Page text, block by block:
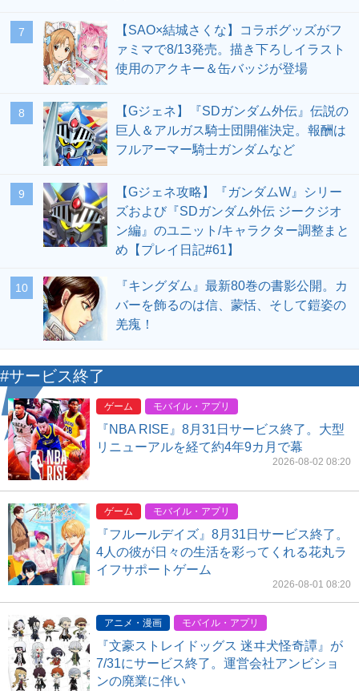
7
【SAO×結城さくな】コラボグッズがフ
ァミマで8/13発売。描き下ろしイラスト
使用のアクキー＆缶バッジが登場
8
【Gジェネ】『SDガンダム外伝』伝説の
巨人＆アルガス騎士団開催決定。報酬は
フルアーマー騎士ガンダムなど
9
【Gジェネ攻略】『ガンダムW』シリー
ズおよび『SDガンダム外伝 ジークジオ
ン編』のユニット/キャラクター調整まと
め【プレイ日記#61】
10
『キングダム』最新80巻の書影公開。カ
バーを飾るのは信、蒙恬、そして鎧姿の
羌瘣！
#サービス終了
ゲーム モバイル・アプリ
『NBA RISE』8月31日サービス終了。大型
リニューアルを経て約4年9カ月で幕
2026-08-02 08:20
ゲーム モバイル・アプリ
『フルールデイズ』8月31日サービス終了。
4人の彼が日々の生活を彩ってくれる花丸ラ
イフサポートゲーム
2026-08-01 08:20
アニメ・漫画 モバイル・アプリ
『文豪ストレイドッグス 迷ヰ犬怪奇譚』が
7/31にサービス終了。運営会社アンビショ
ンの廃業に伴い